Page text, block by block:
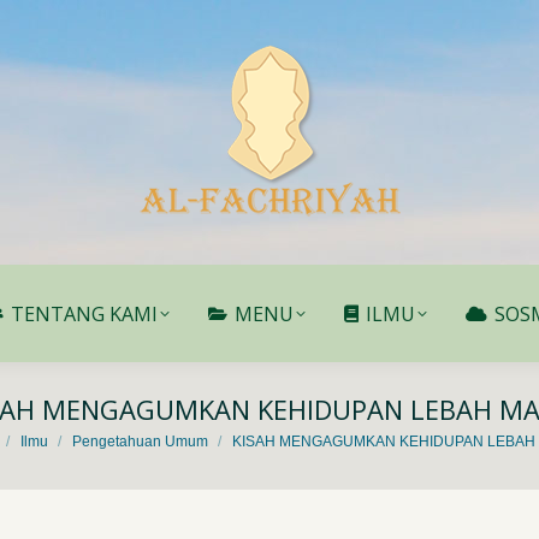
TENTANG KAMI MENU ILMU
MENGAGUMKAN KEHIDUPAN LEBAH
here:
Ilmu Pengetahuan Umum KISAH MENGAGUMKAN KEHIDUPAN LEBAH
TENTANG KAMI MENU